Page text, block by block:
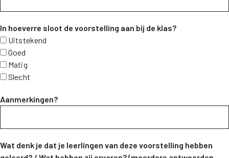
In hoeverre sloot de voorstelling aan bij de klas?
Uitstekend
Goed
Matig
Slecht
Aanmerkingen?
Wat denk je dat je leerlingen van deze voorstelling hebben